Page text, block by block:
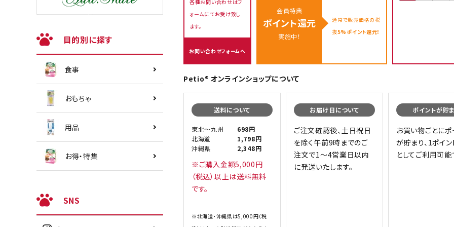
目的別に探す
食事
おもちゃ
用品
お得・特集
SNS
各種お問い合わせはフ
ォームにてお受け致し
ます。
お問い合わせフォームへ
会員特典
ポイント還元
実施中！
通常で販売価格の税
抜5%ポイント還元！
Petio® オンラインショップについて
送料について
東北〜九州
698円
北海道
1,798円
沖縄県
2,348円
※ご購入金額5,000円
（税込）以上は送料無料
です。
※北海道・沖縄県は5,000円（税
お届け日について
ご注文確認後、土日祝日
を除く午前9時までのご
注文で1～4営業日以内
に発送いたします。
ポイントが貯
お買い物ごとにポ
が貯まり、1ポイ
としてご利用可能